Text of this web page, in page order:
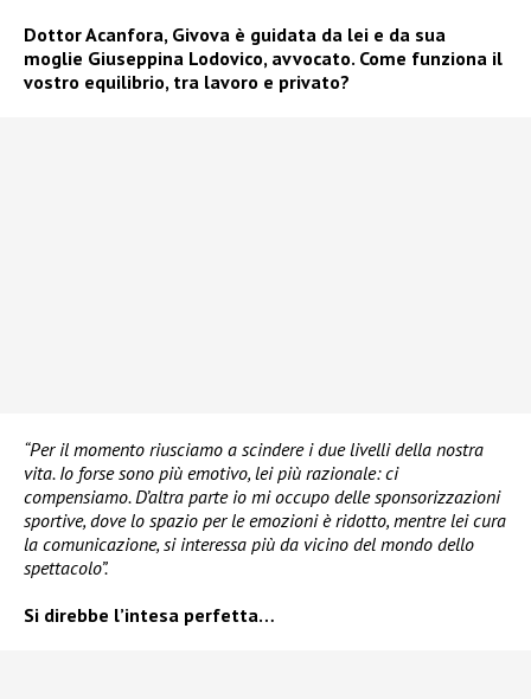
Dottor Acanfora, Givova è guidata da lei e da sua
moglie Giuseppina Lodovico, avvocato. Come funziona il
vostro equilibrio, tra lavoro e privato?
“Per il momento riusciamo a scindere i due livelli della nostra
vita. Io forse sono più emotivo, lei più razionale: ci
compensiamo. D’altra parte io mi occupo delle sponsorizzazioni
sportive, dove lo spazio per le emozioni è ridotto, mentre lei cura
la comunicazione, si interessa più da vicino del mondo dello
spettacolo”.
Si direbbe l’intesa perfetta…